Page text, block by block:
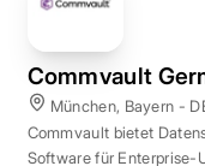
Commvault
München, Bayern -
Commvault bietet
Software für Enterprise-